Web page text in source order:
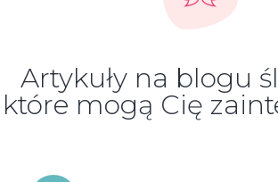
Artykuły na blogu
które mogą Cię